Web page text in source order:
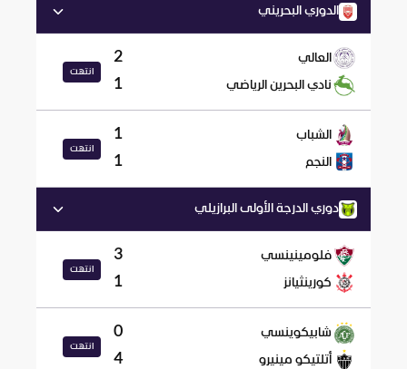
الدوري البحريني
العالي 2
نادي البحرين الرياضي 1
انتهت
الشباب 1
النجم 1
انتهت
دوري الدرجة الأولى البرازيلي
فلومينينسي 3
كورينثيانز 1
انتهت
شابيكوينسي 0
أتلتيكو مينيرو 4
انتهت